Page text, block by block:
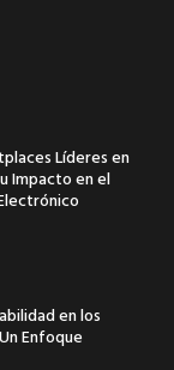
Líderes en
Impacto en el
en los
Enfoque